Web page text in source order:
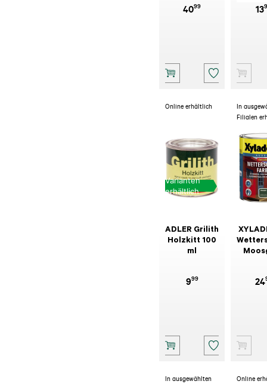
4099 13
Online erhältlich
Varianten
erhältlich
ADLER Grilith
Holzkitt 100
ml
999
In
Filialen
24
In ausgewählten
Online